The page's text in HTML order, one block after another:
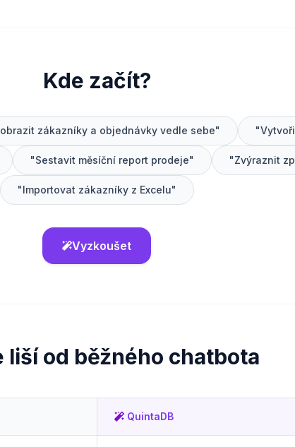
Kde začít?
zákazníky a objednávky vedle sebe"
"Sestavit měsíční report prodeje" "Zvýraznit
"Importovat zákazníky z Excelu"
Vyzkoušet
liší od běžného chatbota
QuintaDB